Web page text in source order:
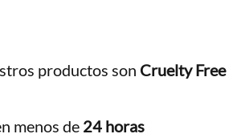
productos son Cruelty Free
menos de 24 horas